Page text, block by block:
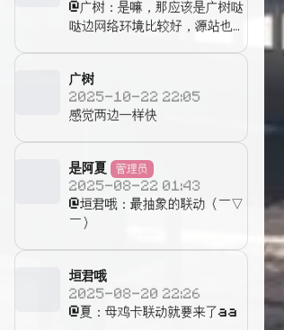
@广树：是嘛，那应该是广树哒
哒边网络环境比较好，源站也一
快，但是连接cf卡的加载不出
来∠( ᐛ 」∠)＿
广树
2025-10-22 22:05
感觉两边一样快
是阿夏
管理员
2025-08-22 01:43
@垣君哦：最抽象的联动（￣▽
￣）
垣君哦
2025-08-20 22:26
@夏：母鸡卡联动就要来了aa